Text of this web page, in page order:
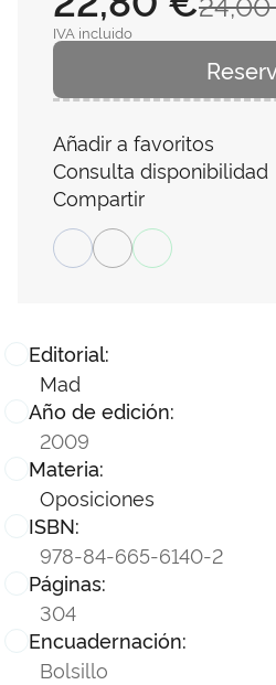
Editorial:
Mad
Año de edición:
2009
Materia:
Oposiciones
ISBN:
978-84-665-6140-2
Páginas:
304
Encuadernación:
Bolsillo
IVA incluido
Añadir a favoritos
Consulta disponibilidad
Compartir